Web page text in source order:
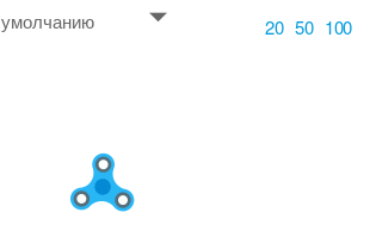
умолчанию 20 50 100